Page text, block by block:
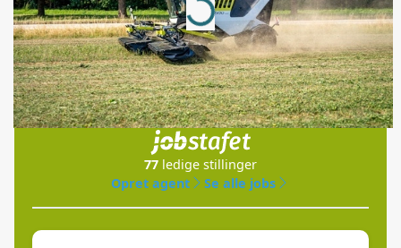
Loading...
Jobs
i samarbejde med
77 ledige stillinger
Opret agent
Se alle jobs